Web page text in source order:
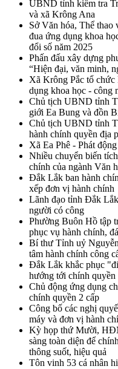
UBND tỉnh kiểm tra
và xã Krông Ana
Sở Văn hóa, Thể thao
đua ứng dụng khoa
đổi số năm 2025
Phấn đấu xây dựng
“Hiện đại, văn minh,
Xã Krông Pắc tổ chức
dụng khoa học - công
Chủ tịch UBND tỉnh
giới Ea Bung và đồn
Chủ tịch UBND tỉnh
hành chính quyền địa
Xã Ea Phê - Phát
Nhiều chuyển biến
chính của ngành Văn
Đắk Lắk ban hành
xếp đơn vị hành chính
Lãnh đạo tỉnh Đắk
người có công
Phường Buôn Hồ tập
phục vụ hành chính,
Bí thư Tỉnh uỷ
tâm hành chính công
Đắk Lắk khắc phục
hướng tới chính quyền
Chủ động ứng dụng
chính quyền 2 cấp
Công bố các nghị
máy và đơn vị hành
Kỳ họp thứ Mười,
sàng toàn diện để
thông suốt, hiệu quả
Tôn vinh 53 cá nhân